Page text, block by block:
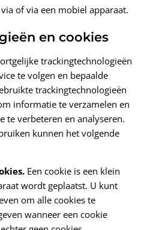
of via een mobiel apparaat.
en cookies
trackingtechnologieën
te volgen en bepaalde
trackingtechnologieën
informatie te verzamelen en
te verbeteren en analyseren.
kunnen het volgende
Een cookie is een klein
wordt geplaatst. U kunt
om alle cookies te
wanneer een cookie